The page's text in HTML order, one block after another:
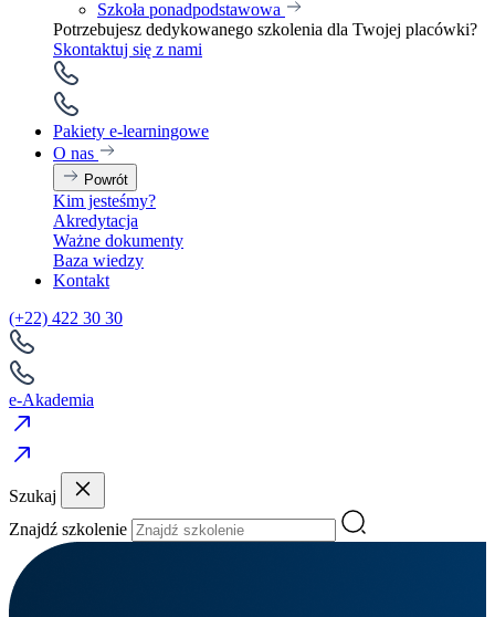
Szkoła ponadpodstawowa
Potrzebujesz dedykowanego szkolenia dla Twojej placówki?
Skontaktuj się z nami
Pakiety e-learningowe
O nas
Powrót
Kim jesteśmy?
Akredytacja
Ważne dokumenty
Baza wiedzy
Kontakt
(+22) 422 30 30
e-Akademia
Szukaj
Znajdź szkolenie